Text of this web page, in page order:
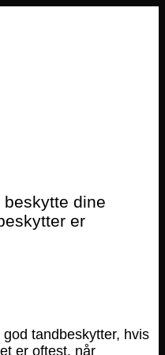
dine
er
tandbeskytter, hvis
er oftest, når